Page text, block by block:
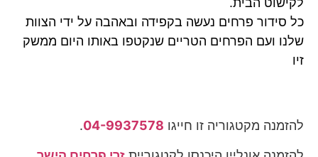
לקישוט הבית.
כל סידור פרחים נעשה בקפידה ובאהבה על ידי הצוות
שלנו ועם הפרחים הטריים שנקטפו באותו היום ממשק
זיו
להזמנה מקטגוריה זו חייגו 04-9937578
.